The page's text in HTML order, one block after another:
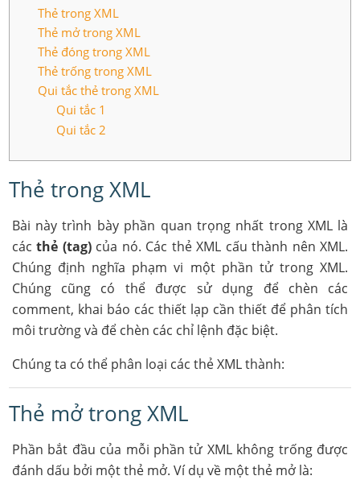
Thẻ trong XML
Thẻ mở trong XML
Thẻ đóng trong XML
Thẻ trống trong XML
Qui tắc thẻ trong XML
Qui tắc 1
Qui tắc 2
Thẻ trong XML
Bài này trình bày phần quan trọng nhất trong XML là
cácthẻ (tag)của nó. Các thẻ XML cấu thành nên XML.
Chúng định nghĩa phạm vi một phần tử trong XML.
Chúng cũng có thể được sử dụng để chèn các
comment, khai báo các thiết lạp cần thiết để phân tích
môi trường và để chèn các chỉ lệnh đặc biệt.
Chúng ta có thể phân loại các thẻ XML thành:
Thẻ mở trong XML
Phần bắt đầu của mỗi phần tử XML không trống được
đánh dấu bởi một thẻ mở. Ví dụ về một thẻ mở là: